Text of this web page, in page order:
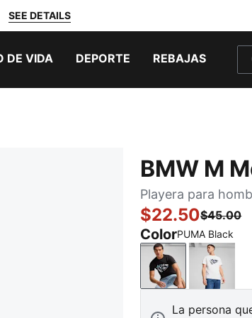
SEE DETAILS
DE VIDA DEPORTE REBAJAS
BMW M
Playera para
$22.50$45.00
ColorPUMA Black
PUMA BlackPUMA
La persona